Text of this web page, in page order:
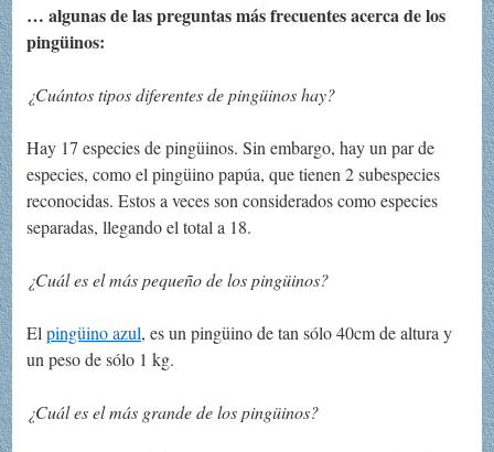
… algunas de las preguntas más frecuentes acerca de los
pingüinos:
¿Cuántos tipos diferentes de pingüinos hay?
Hay 17 especies de pingüinos. Sin embargo, hay un par de
especies, como el pingüino papúa, que tienen 2 subespecies
reconocidas. Estos a veces son considerados como especies
separadas, llegando el total a 18.
¿Cuál es el más pequeño de los pingüinos?
Elpingüino azul, es un pingüino de tan sólo 40cm de altura y
un peso de sólo 1 kg.
¿Cuál es el más grande de los pingüinos?